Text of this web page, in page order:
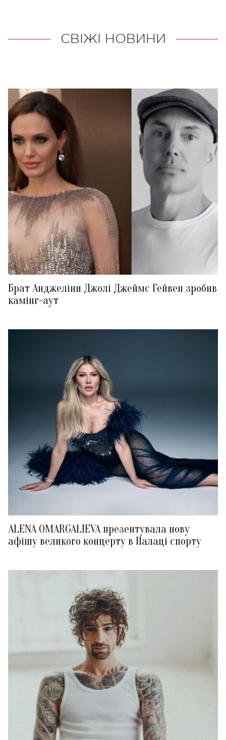
СВІЖІ НОВИНИ
Брат Анджеліни Джолі Джеймс Гейвен зробив
камінг-аут
ALENA OMARGALIEVA презентувала нову
афішу великого концерту в Палаці спорту